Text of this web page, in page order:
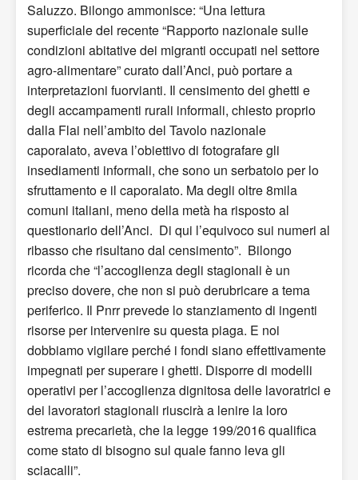
Saluzzo. Bilongo ammonisce: “Una lettura
superficiale del recente “Rapporto nazionale sulle
condizioni abitative dei migranti occupati nel settore
agro-alimentare” curato dall’Anci, può portare a
interpretazioni fuorvianti. Il censimento dei ghetti e
degli accampamenti rurali informali, chiesto proprio
dalla Flai nell’ambito del Tavolo nazionale
caporalato, aveva l’obiettivo di fotografare gli
insediamenti informali, che sono un serbatoio per lo
sfruttamento e il caporalato. Ma degli oltre 8mila
comuni italiani, meno della metà ha risposto al
questionario dell’Anci. Di qui l’equivoco sui numeri al
ribasso che risultano dal censimento”. Bilongo
ricorda che “l’accoglienza degli stagionali è un
preciso dovere, che non si può derubricare a tema
periferico. Il Pnrr prevede lo stanziamento di ingenti
risorse per intervenire su questa piaga. E noi
dobbiamo vigilare perché i fondi siano effettivamente
impegnati per superare i ghetti. Disporre di modelli
operativi per l’accoglienza dignitosa delle lavoratrici e
dei lavoratori stagionali riuscirà a lenire la loro
estrema precarietà, che la legge 199/2016 qualifica
come stato di bisogno sul quale fanno leva gli
sciacalli”.